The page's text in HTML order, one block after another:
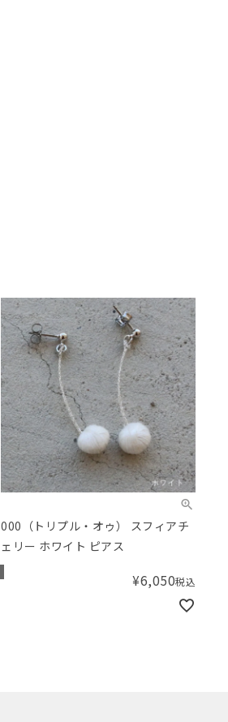
000（トリプル・オゥ） スフィアチ
ェリー ホワイト ピアス
¥6,050税込